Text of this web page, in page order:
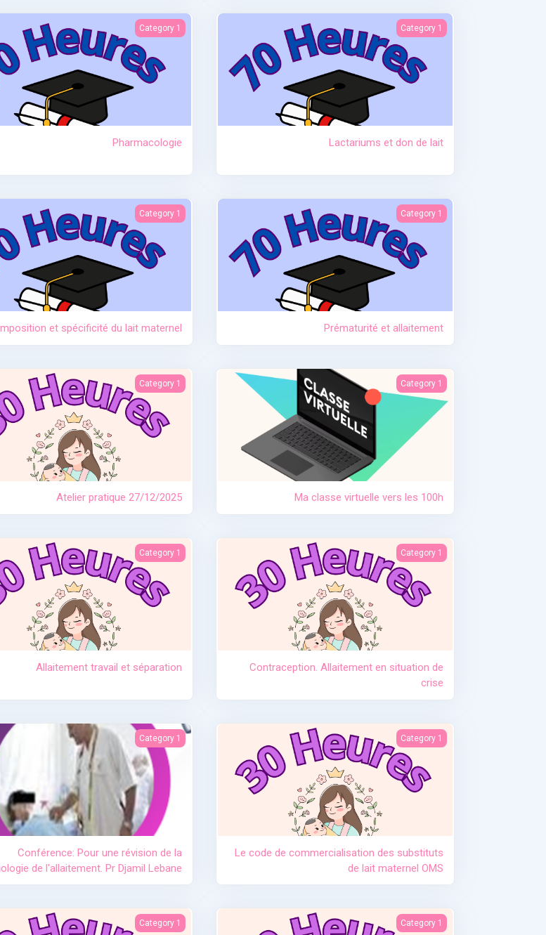
Lactariums et don de lait
Category 1
Lactariums et don de lait
Pharmacologie
Category 1
Pharmacologie
Prématurité et allaitement
Category 1
Prématurité et allaitement
et spécificité du lait maternel
Category 1
et spécificité du lait maternel
Ma classe virtuelle vers les 100h
Category 1
Ma classe virtuelle vers les 100h
Atelier pratique 27/12/2025
Category 1
Atelier pratique 27/12/2025
Contraception. Allaitement en situation de crise
Category 1
Contraception. Allaitement en situation de
crise
Allaitement travail et séparation
Category 1
Allaitement travail et séparation
Le code de commercialisation des substituts de lait maternel OMS
Category 1
Le code de commercialisation des substituts
de lait maternel OMS
de l'allaitement. Pr Djamil Lebane
Category 1
Conférence: Pour une révision de la
de l'allaitement. Pr Djamil Lebane
Manque de lait et relactation
Category 1
L'importance de l'allaitement
Category 1